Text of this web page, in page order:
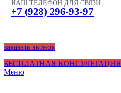
НАШ ТЕЛЕФОН ДЛЯ СВЯЗИ
+7 (928) 296-93-97
заказать звонок
БЕСПЛАТНАЯ КОНСУЛЬТАЦИЯ
Меню